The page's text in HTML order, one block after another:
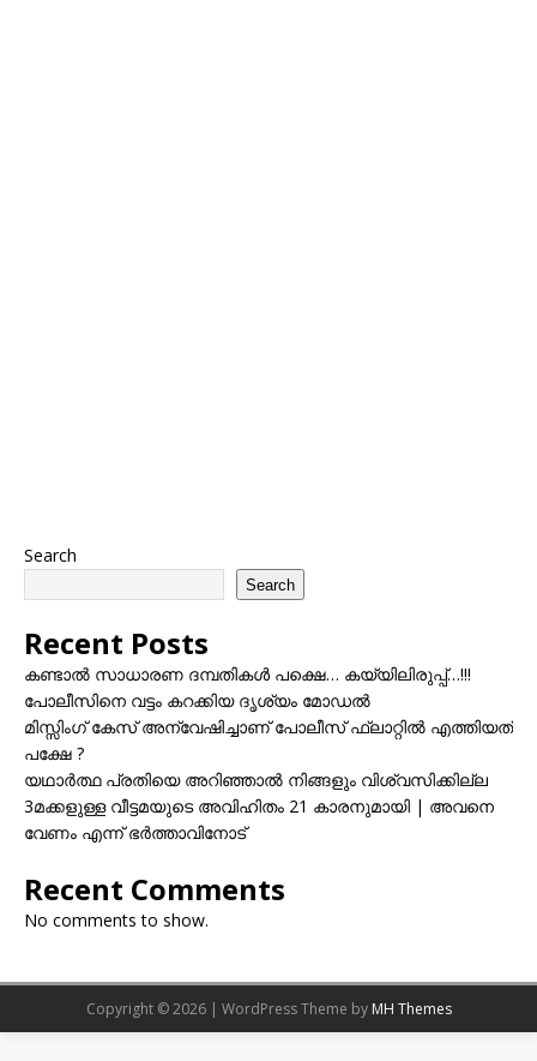
Search
Search
Recent Posts
കണ്ടാൽ സാധാരണ ദമ്പതികൾ പക്ഷെ… കയ്യിലിരുപ്പ്…!!!
പോലീസിനെ വട്ടം കറക്കിയ ദൃശ്യം മോഡല്‍
മിസ്സിംഗ് കേസ് അന്വേഷിച്ചാണ് പോലീസ് ഫ്ലാറ്റിൽ എത്തിയത്
പക്ഷേ ?
യഥാർത്ഥ പ്രതിയെ അറിഞ്ഞാൽ നിങ്ങളും വിശ്വസിക്കില്ല
3മക്കളുള്ള വീട്ടമയുടെ അവിഹിതം 21 കാരനുമായി | അവനെ
വേണം എന്ന് ഭർത്താവിനോട്
Recent Comments
No comments to show.
Copyright © 2026 | WordPress Theme by MH Themes